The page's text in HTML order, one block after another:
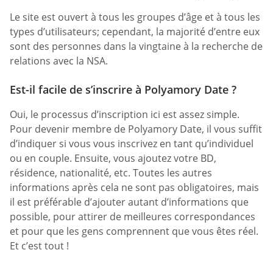
Le site est ouvert à tous les groupes d’âge et à tous les
types d’utilisateurs; cependant, la majorité d’entre eux
sont des personnes dans la vingtaine à la recherche de
relations avec la NSA.
Est-il facile de s’inscrire à Polyamory Date ?
Oui, le processus d’inscription ici est assez simple.
Pour devenir membre de Polyamory Date, il vous suffit
d’indiquer si vous vous inscrivez en tant qu’individuel
ou en couple. Ensuite, vous ajoutez votre BD,
résidence, nationalité, etc. Toutes les autres
informations après cela ne sont pas obligatoires, mais
il est préférable d’ajouter autant d’informations que
possible, pour attirer de meilleures correspondances
et pour que les gens comprennent que vous êtes réel.
Et c’est tout !